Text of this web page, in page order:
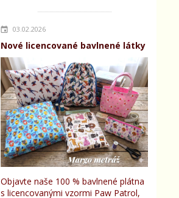
03.02.2026
Nové licencované bavlnené látky
Objavte naše 100 % bavlnené plátna
s licencovanými vzormi Paw Patrol,